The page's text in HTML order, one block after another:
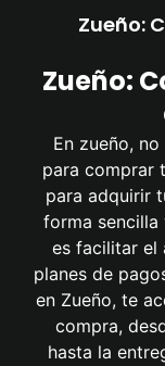
Zueño:
Zueño:
En zueño,
para comprar
para adquirir
forma sencilla
es facilitar el
planes de
en Zueño, te
compra,
hasta la